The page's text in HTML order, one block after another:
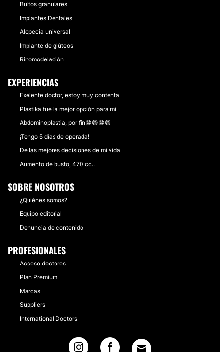
Bultos granulares
Implantes Dentales
Alopecia universal
Implante de glúteos
Rinomodelación
EXPERIENCIAS
Exelente doctor, estoy muy contenta
Plastika fue la mejor opción para mi
Abdominoplastia, por fin😁😁😁😁
¡Tengo 5 días de operada!
De las mejores decisiones de mi vida
Aumento de busto, 470 cc..
SOBRE NOSOTROS
¿Quiénes somos?
Equipo editorial
Denuncia de contenido
PROFESIONALES
Acceso doctores
Plan Premium
Marcas
Suppliers
International Doctors